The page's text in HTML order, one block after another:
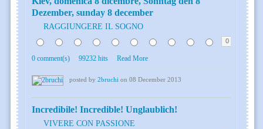
Dezember, sunday 8 december
RAGGIUNGERE IL SOGNO
0
0 comment(s) 99232 hits Read More
posted by 2bruchi on 08 December 2013
Incredibile! Incredible! Unglaublich!
VIVERE CON PASSIONE